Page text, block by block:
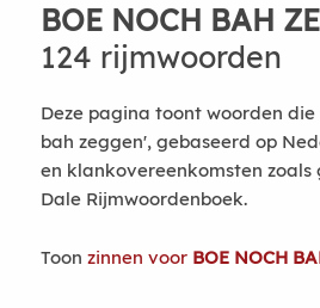
BOE NOCH BAH
124 rijmwoorden
Deze pagina toont woorden die
bah zeggen', gebaseerd op
en klankovereenkomsten zoals
Dale Rijmwoordenboek.
Toon zinnen voor BOE NOCH